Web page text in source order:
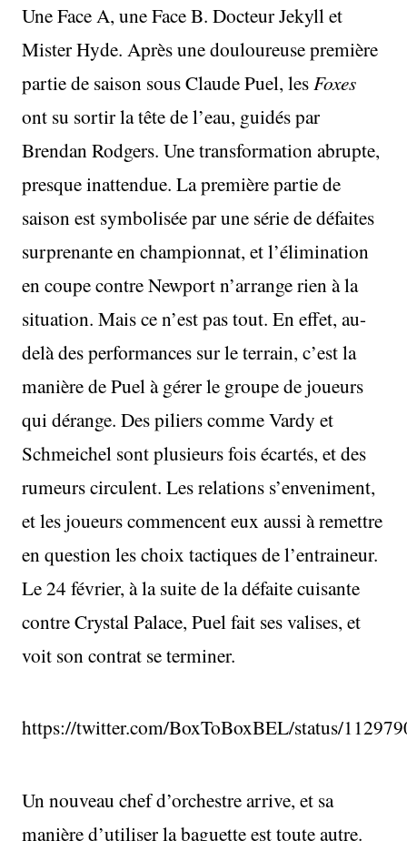
Une Face A, une Face B. Docteur Jekyll et
Mister Hyde. Après une douloureuse première
partie de saison sous Claude Puel, les Foxes
ont su sortir la tête de l’eau, guidés par
Brendan Rodgers. Une transformation abrupte,
presque inattendue. La première partie de
saison est symbolisée par une série de défaites
surprenante en championnat, et l’élimination
en coupe contre Newport n’arrange rien à la
situation. Mais ce n’est pas tout. En effet, au-
delà des performances sur le terrain, c’est la
manière de Puel à gérer le groupe de joueurs
qui dérange. Des piliers comme Vardy et
Schmeichel sont plusieurs fois écartés, et des
rumeurs circulent. Les relations s’enveniment,
et les joueurs commencent eux aussi à remettre
en question les choix tactiques de l’entraineur.
Le 24 février, à la suite de la défaite cuisante
contre Crystal Palace, Puel fait ses valises, et
voit son contrat se terminer.
https://twitter.com/BoxToBoxBEL/status/
Un nouveau chef d’orchestre arrive, et sa
manière d’utiliser la baguette est toute autre.